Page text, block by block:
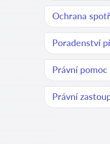
Ochrana
Poradenství
Právní
Právní